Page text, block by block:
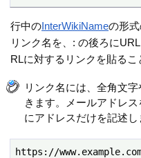
行中のInterWikiNameの形
リンク名を、: の後ろに
RLに対するリンクを貼るこ
リンク名には、全角文
きます。メールアドレ
にアドレスだけを記述し
https://